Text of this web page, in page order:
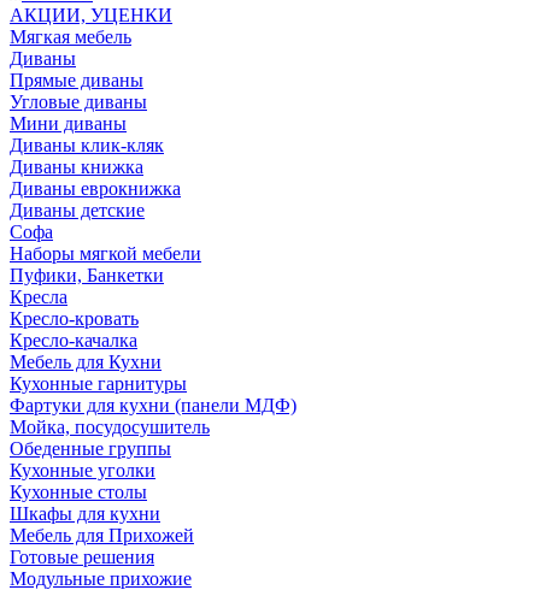
АКЦИИ, УЦЕНКИ
Мягкая мебель
Диваны
Прямые диваны
Угловые диваны
Мини диваны
Диваны клик-кляк
Диваны книжка
Диваны еврокнижка
Диваны детские
Софа
Наборы мягкой мебели
Пуфики, Банкетки
Кресла
Кресло-кровать
Кресло-качалка
Мебель для Кухни
Кухонные гарнитуры
Фартуки для кухни (панели МДФ)
Мойка, посудосушитель
Обеденные группы
Кухонные уголки
Кухонные столы
Шкафы для кухни
Мебель для Прихожей
Готовые решения
Модульные прихожие